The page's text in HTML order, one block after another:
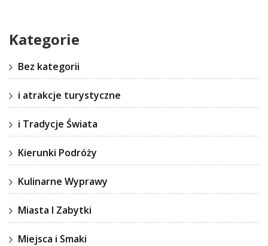
Kategorie
Bez kategorii
i atrakcje turystyczne
i Tradycje Świata
Kierunki Podróży
Kulinarne Wyprawy
Miasta I Zabytki
Miejsca i Smaki